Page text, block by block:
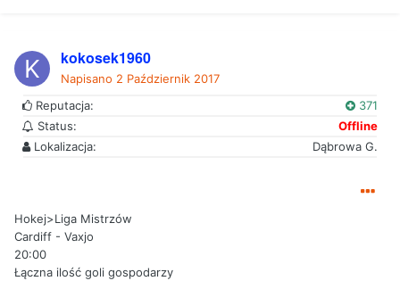
kokosek1960
Napisano 2 Październik 2017
Reputacja:
371
Status:
Offline
Lokalizacja:
Dąbrowa G.
Hokej>Liga Mistrzów
Cardiff - Vaxjo
20:00
Łączna ilość goli gospodarzy